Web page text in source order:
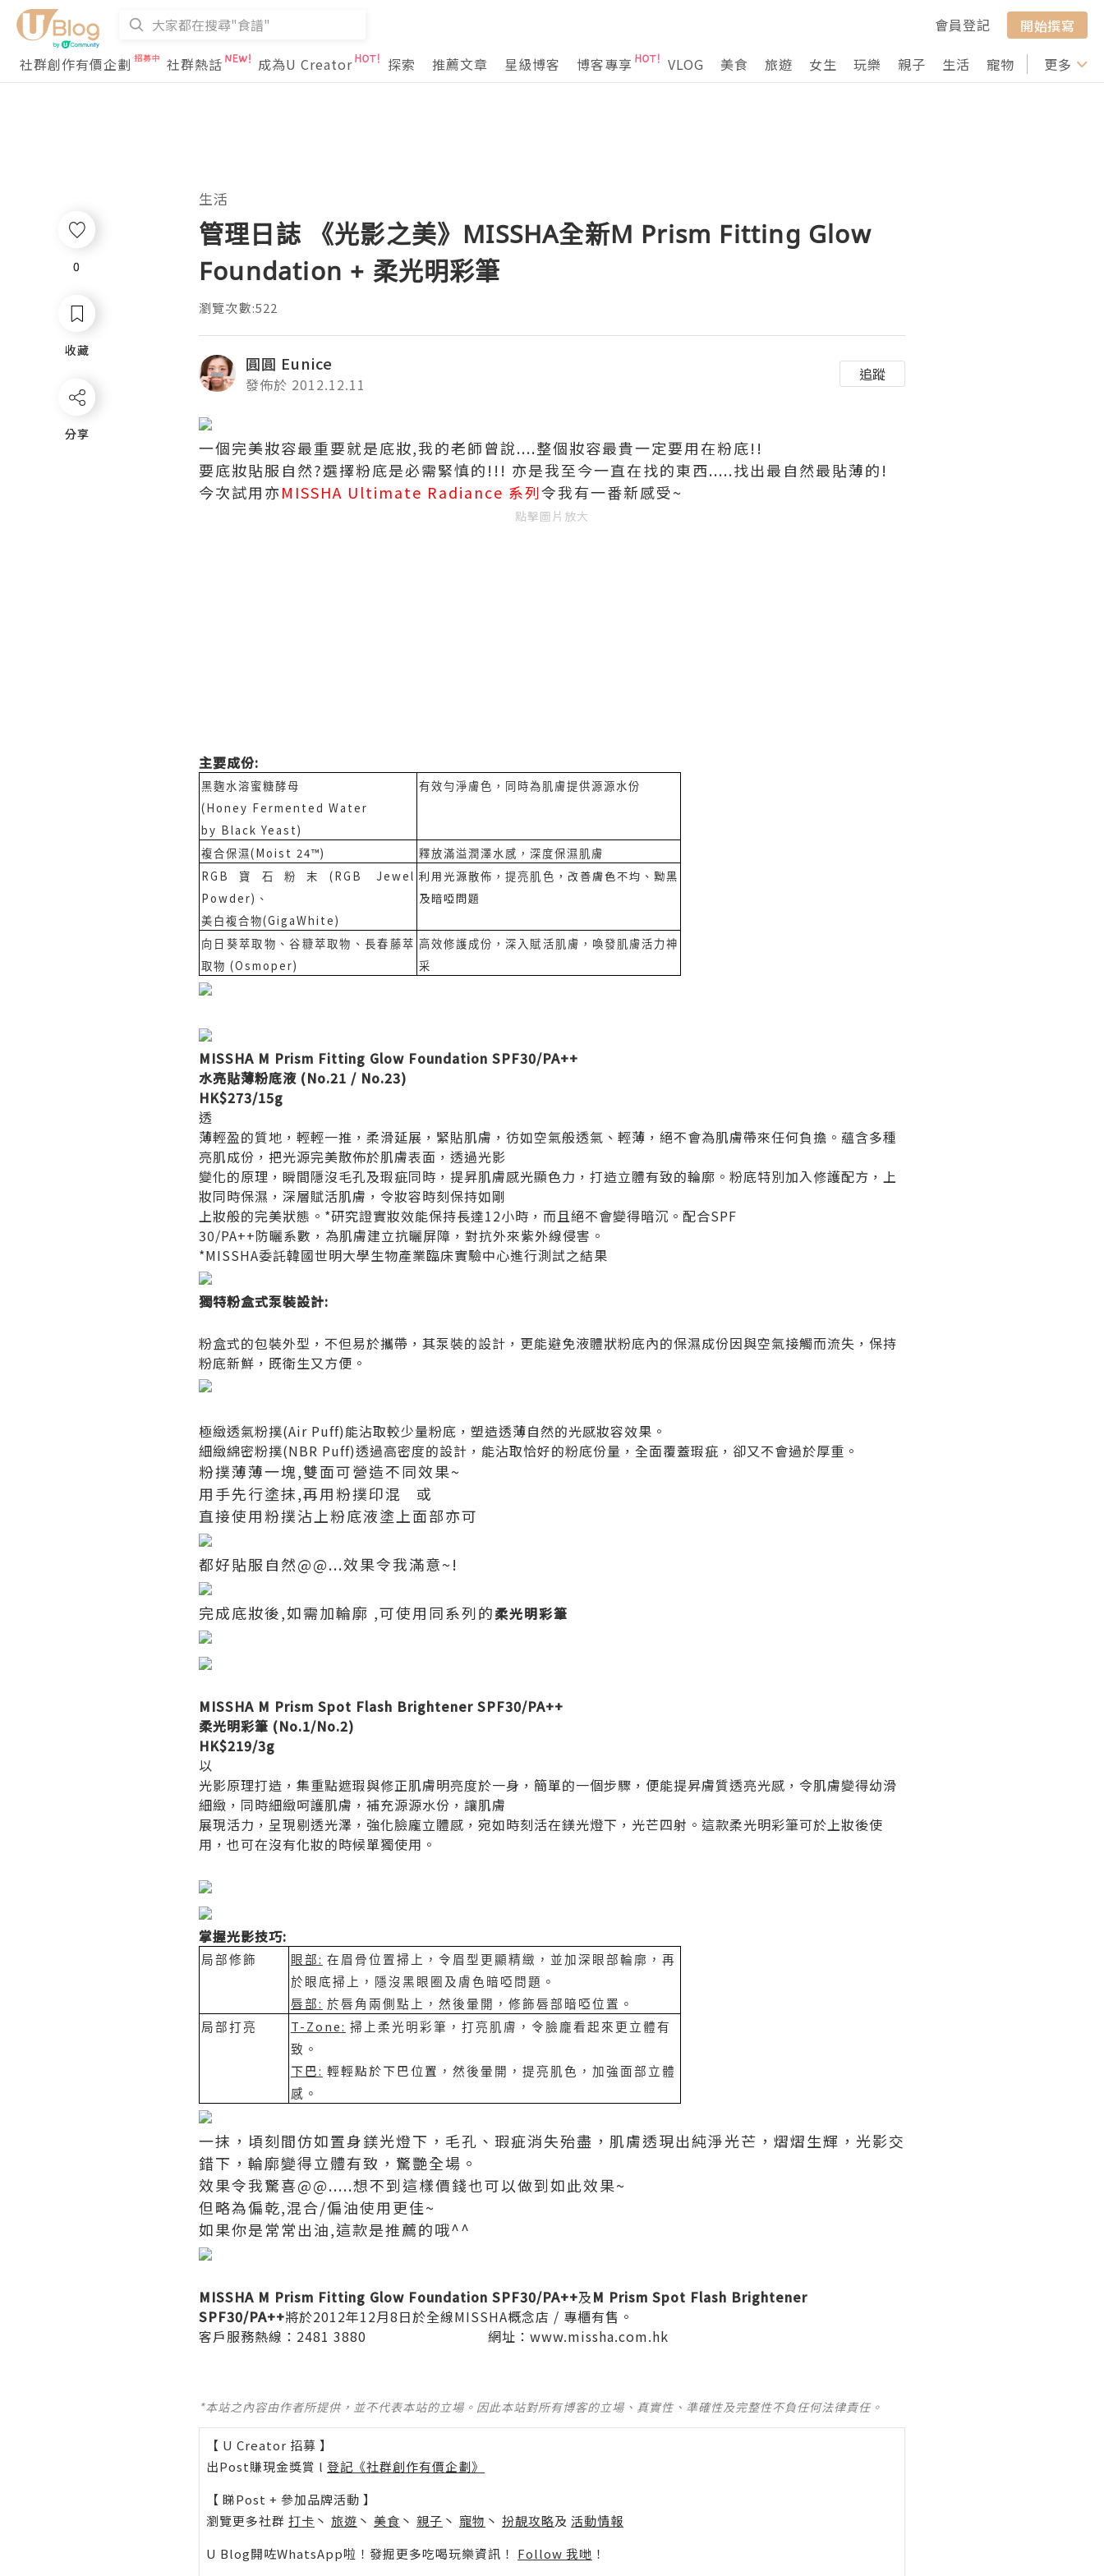
會員登記
開始撰寫
社群創作有價企劃
社群熱話 成為U Creator 探索 推薦文章 星級博客 博客專享 VLOG 美食 旅遊 女生 玩樂 親子 生活 寵物 行山 打卡
更多
0
收藏
分享
生活
管理日誌 《光影之美》MISSHA全新M Prism Fitting Glow
Foundation + 柔光明彩筆
瀏覽次數:522
圓圓 Eunice
發佈於 2012.12.11
追蹤
一個完美妝容最重要就是底妝,我的老師曾說....整個妝容最貴一定要用在粉底!!
要底妝貼服自然?選擇粉底是必需緊慎的!!! 亦是我至今一直在找的東西.....找出最自然最貼薄的!
今次試用亦MISSHA Ultimate Radiance 系列令我有一番新感受~
點擊圖片放大
主要成份:
黑麴水溶蜜糖酵母
(Honey Fermented Water
by Black Yeast)
有效勻淨膚色，同時為肌膚提供源源水份
複合保濕(Moist 24™) 釋放滿溢潤澤水感，深度保濕肌膚
RGB 寶石粉末 (RGB Jewel
Powder) 、
美白複合物(GigaWhite)
利用光源散佈，提亮肌色 ，改善膚色不均、黝黑
及暗啞問題
向日葵萃取物、谷糠萃取物、長春藤萃
取物 (Osmoper)
高效修護成份，深入賦活肌膚，喚發肌膚活力神
采
MISSHA M Prism Fitting Glow Foundation SPF30/PA++
水亮貼薄粉底液 (No.21 / No.23)
HK$273/15g
透
薄輕盈的質地，輕輕一推，柔滑延展，緊貼肌膚，彷如空氣般透氣、輕薄，絕不會為肌膚帶來任何負擔。蘊含多種
亮肌成份，把光源完美散佈於肌膚表面，透過光影
變化的原理，瞬間隱沒毛孔及瑕疵同時，提昇肌膚感光顯色力，打造立體有致的輪廓。粉底特別加入修護配方，上
妝同時保濕，深層賦活肌膚，令妝容時刻保持如剛
上妝般的完美狀態。*研究證實妝效能保持長達12小時，而且絕不會變得暗沉。配合SPF
30/PA++防曬系數，為肌膚建立抗曬屏障，對抗外來紫外線侵害。
*MISSHA委託韓國世明大學生物產業臨床實驗中心進行測試之結果
獨特粉盒式泵裝設計:
粉盒式的包裝外型，不但易於攜帶，其泵裝的設計，更能避免液體狀粉底內的保濕成份因與空氣接觸而流失，保持
粉底新鮮，既衛生又方便。
極緻透氣粉撲(Air Puff)能沾取較少量粉底，塑造透薄自然的光感妝容效果。
細緻綿密粉撲(NBR Puff)透過高密度的設計，能沾取恰好的粉底份量，全面覆蓋瑕疵，卻又不會過於厚重。
粉撲薄薄一塊,雙面可營造不同效果~
用手先行塗抹,再用粉撲印混 或
直接使用粉撲沾上粉底液塗上面部亦可
都好貼服自然@@...效果令我滿意~!
完成底妝後,如需加輪廓 ,可使用同系列的柔光明彩筆
MISSHA M Prism Spot Flash Brightener SPF30/PA++
柔光明彩筆 (No.1/No.2)
HK$219/3g
以
光影原理打造，集重點遮瑕與修正肌膚明亮度於一身，簡單的一個步驟，便能提昇膚質透亮光感，令肌膚變得幼滑
細緻，同時細緻呵護肌膚，補充源源水份，讓肌膚
展現活力，呈現剔透光澤，強化臉龐立體感，宛如時刻活在鎂光燈下，光芒四射。這款柔光明彩筆可於上妝後使
用，也可在沒有化妝的時候單獨使用。
掌握光影技巧:
局部修飾 眼部: 在眉骨位置掃上，令眉型更顯精緻，並加深眼部輪廓，再
於眼底掃上，
隱沒黑眼圈及膚色暗啞問題。
唇部: 於唇角兩側點上，然後暈開，修飾唇部暗啞位置。
局部打亮
T-Zone: 掃上柔光明彩筆，打亮肌膚，令臉龐看起來更 立體有
致 。
下巴: 輕輕點於下巴位置 ，然後暈開，提亮肌色，加強面部立體
感。
一抹，頃刻間仿如置身鎂光燈下，毛孔、瑕疵消失殆盡，肌膚透現出純淨光芒，熠熠生輝，光影交
錯下，輪廓變得立體有致，驚艷全場。
效果令我驚喜@@.....想不到這樣價錢也可以做到如此效果~
但略為偏乾,混合/偏油使用更佳~
如果你是常常出油,這款是推薦的哦^^
MISSHA M Prism Fitting Glow Foundation SPF30/PA++及M Prism Spot Flash Brightener
SPF30/PA++將於2012年12月8日於全線MISSHA概念店 / 專櫃有售。
客戶服務熱線：2481 3880
網址：www.missha.com.hk
*本站之內容由作者所提供，並不代表本站的立場。因此本站對所有博客的立場、真實性、準確性及完整性不負任何法律責任。
【 U Creator 招募 】
出Post賺現金獎賞 l 登記《社群創作有價企劃》
【 睇Post + 參加品牌活動 】
瀏覽更多社群 打卡 丶 旅遊 丶 美食 丶 親子 丶 寵物 丶 扮靚攻略及 活動情報
U Blog開咗WhatsApp啦！發掘更多吃喝玩樂資訊！ Follow 我哋 ！
0
收藏
分享